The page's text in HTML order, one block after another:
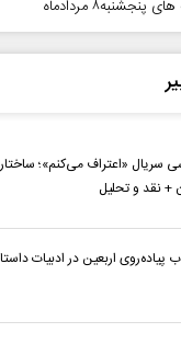
مردادماه
سریال «اعتراف می‌کنم»؛
+ نقد و تحلیل
پیاده‌روی اربعین در ادبیات